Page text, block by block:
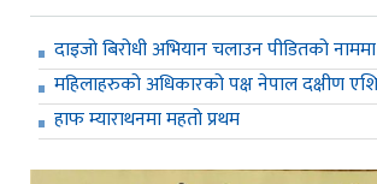
दाइजो बिरोधी अभियान चलाउन पीडितको
महिलाहरुको अधिकारको पक्ष नेपाल दक्षीण
हाफ म्याराथनमा महतो प्रथम